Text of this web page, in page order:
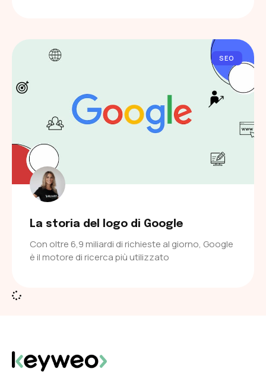
SEO
La storia del logo di Google
Con oltre 6,9 miliardi di richieste al giorno, Google
è il motore di ricerca più utilizzato